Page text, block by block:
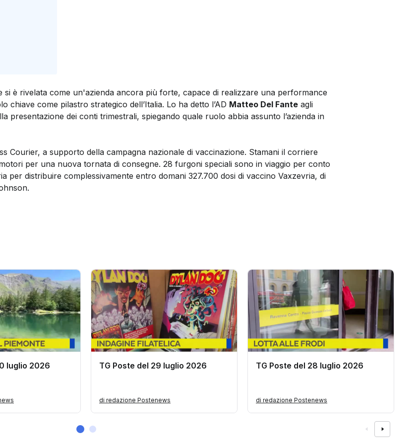
si è rivelata come un'azienda ancora più forte, capace di realizzare una performance
chiave come pilastro strategico dell’Italia. Lo ha detto l’AD Matteo Del Fante agli
presentazione dei conti trimestrali, spiegando quale ruolo abbia assunto l’azienda in
Courier, a supporto della campagna nazionale di vaccinazione. Stamani il corriere
per una nuova tornata di consegne. 28 furgoni speciali sono in viaggio per conto
per distribuire complessivamente entro domani 327.700 dosi di vaccino Vaxzevria, di
luglio 2026 TG Poste del 29 luglio 2026
di redazione Postenews
TG Poste del 28 luglio 2026
di redazione Postenews